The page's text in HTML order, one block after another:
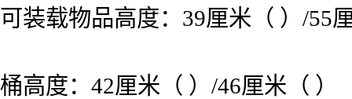
可装载物品高度：39厘米（ ）/55
桶高度：42厘米（ ）/46厘米（ ）